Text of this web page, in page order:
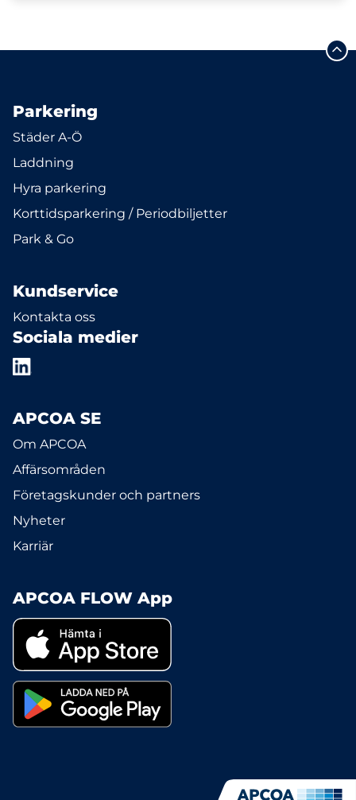
Parkering
Städer A-Ö
Laddning
Hyra parkering
Korttidsparkering / Periodbiljetter
Park & Go
Kundservice
Kontakta oss
Sociala medier
APCOA SE
Om APCOA
Affärsområden
Företagskunder och partners
Nyheter
Karriär
APCOA FLOW App